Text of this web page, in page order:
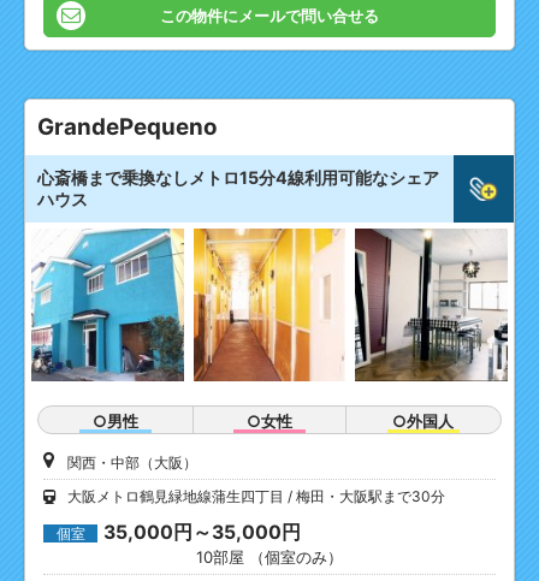
この物件にメールで問い合せる
GrandePequeno
心斎橋まで乗換なしメトロ15分4線利用可能なシェア
ハウス
○男性 ○女性 ○外国人
関西・中部（大阪）
大阪メトロ鶴見緑地線蒲生四丁目
梅田・大阪駅まで30分
個室 35,000円～35,000円
10部屋 （個室のみ）